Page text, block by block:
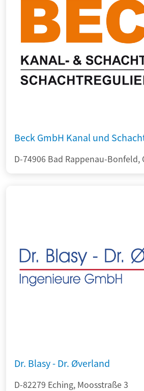
Beck GmbH Kanal und
D-74906 Bad Rappenau-Bonfeld,
Dr. Blasy - Dr. Øverland
D-82279 Eching, Moosstraße 3